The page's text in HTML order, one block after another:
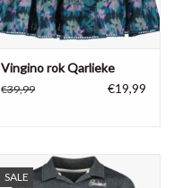
Vingino rok Qarlieke
€39,99 €19,99
SALE